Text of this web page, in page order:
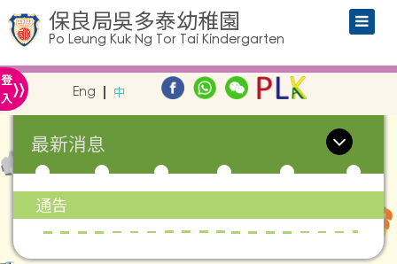
保良局吳多泰幼稚園
Po Leung Kuk Ng Tor Tai Kindergarten
登
入» Eng 中
最新消息
通告